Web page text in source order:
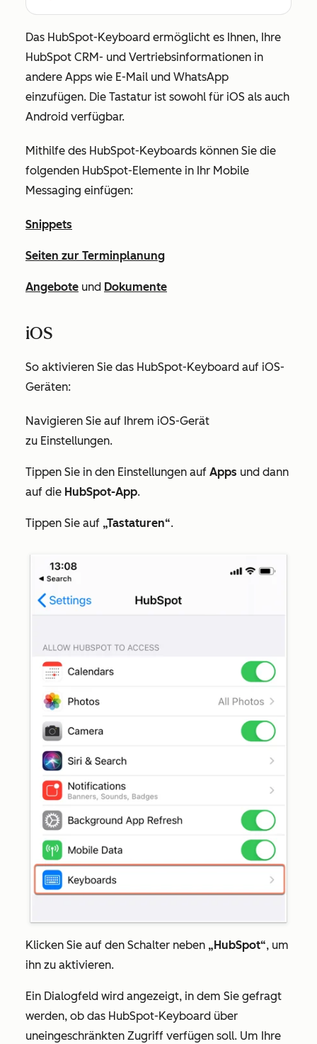
Das HubSpot-Keyboard ermöglicht es Ihnen, Ihre
HubSpot CRM- und Vertriebsinformationen in
andere Apps wie E-Mail und WhatsApp
einzufügen. Die Tastatur ist sowohl für iOS als auch
Android verfügbar.
Mithilfe des HubSpot-Keyboards können Sie die
folgenden HubSpot-Elemente in Ihr Mobile
Messaging einfügen:
Snippets
Seiten zur Terminplanung
Angebote und Dokumente
iOS
So aktivieren Sie das HubSpot-Keyboard auf iOS-
Geräten:
Navigieren Sie auf Ihrem iOS-Gerät
zu Einstellungen.
Tippen Sie in den Einstellungen auf Apps und dann
auf die HubSpot-App.
Tippen Sie auf „Tastaturen“.
Klicken Sie auf den Schalter neben „HubSpot“, um
ihn zu aktivieren.
Ein Dialogfeld wird angezeigt, in dem Sie gefragt
werden, ob das HubSpot-Keyboard über
uneingeschränkten Zugriff verfügen soll. Um Ihre